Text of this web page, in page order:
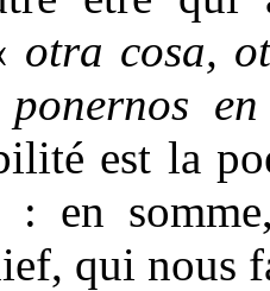
otra cosa,
est la
: en
qui nous